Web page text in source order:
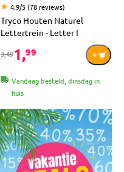
4.9/5 (78 reviews)
Tryco Houten Naturel
Lettertrein - Letter I
3,491,99
Vandaag besteld, dinsdag in
huis